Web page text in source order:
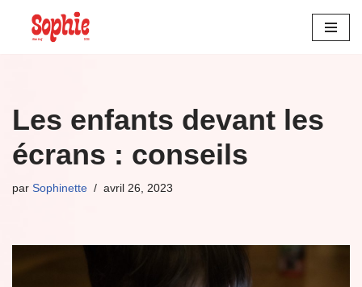
Aller
Les enfants devant les
écrans : conseils
par Sophinette avril 26, 2023